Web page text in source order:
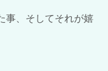
事、そしてそれが嬉